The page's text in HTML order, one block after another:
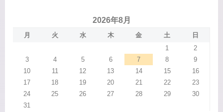
2026年8月
月 火 水 木 金 土
日
1
2
3
4 5 6 7 8
9
10
11 12 13 14 15
16
17
18 19 20 21 22
23
24
25 26 27 28 29
30
31